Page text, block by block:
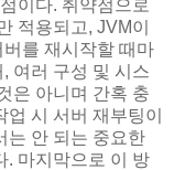
이다. 취약점으로
적용되고, JVM이
를 재시작할 때마
여러 구성 및 시스
은 아니며 간혹 충
시 서버 재부팅이
는 안 되는 중요한
. 마지막으로 이 방